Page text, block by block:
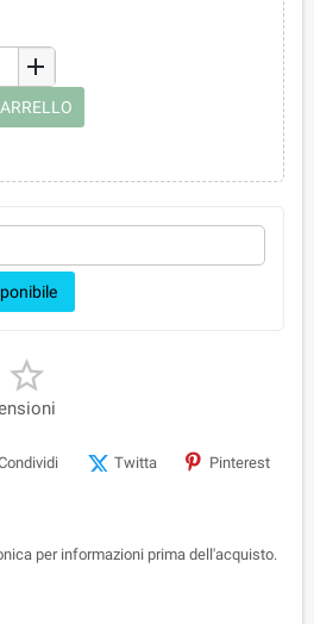
add

Twitta Pinterest
per informazioni prima dell'acquisto.